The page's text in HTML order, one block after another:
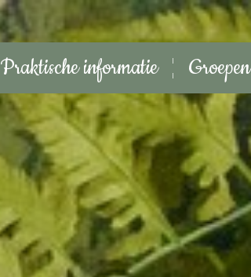
Praktische informatie Groepen